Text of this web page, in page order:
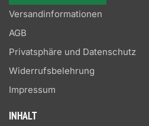
Versandinformationen
AGB
Privatsphäre und Datenschutz
Widerrufsbelehrung
Impressum
INHALT